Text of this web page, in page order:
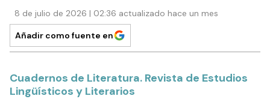
8 de julio de 2026 | 02:36 actualizado hace un mes
Añadir como fuente en
Cuadernos de Literatura. Revista de Estudios
Lingüísticos y Literarios